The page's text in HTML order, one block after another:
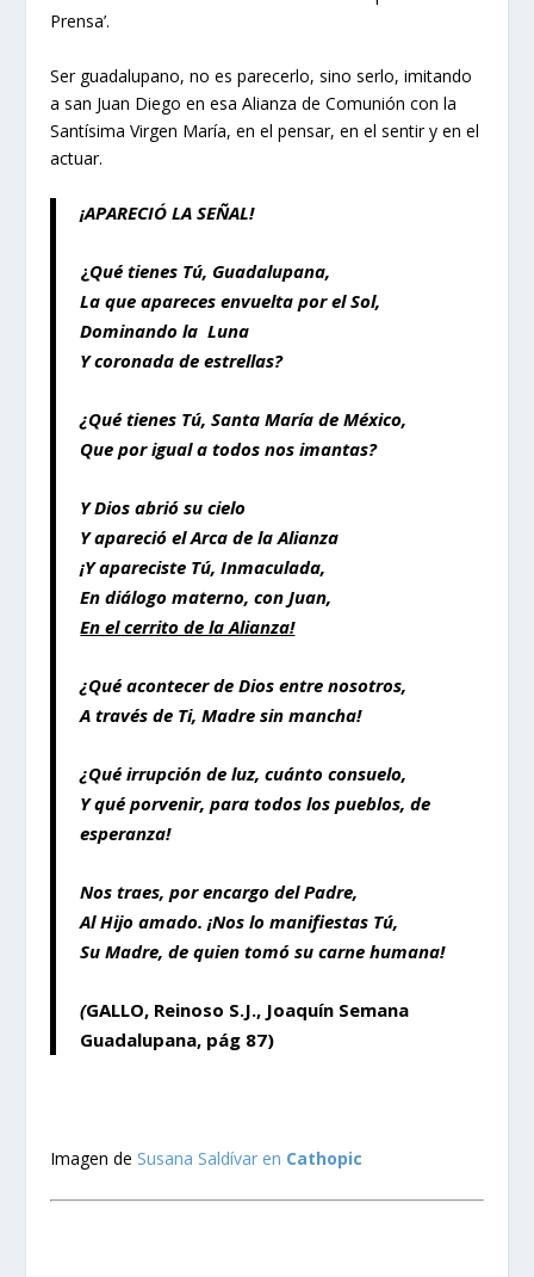
Prensa’.
Ser guadalupano, no es parecerlo, sino serlo, imitando
a san Juan Diego en esa Alianza de Comunión con la
Santísima Virgen María, en el pensar, en el sentir y en el
actuar.
¡APARECIÓ LA SEÑAL!
¿Qué tienes Tú, Guadalupana,
La que apareces envuelta por el Sol,
Dominando la Luna
Y coronada de estrellas?
¿Qué tienes Tú, Santa María de México,
Que por igual a todos nos imantas?
Y Dios abrió su cielo
Y apareció el Arca de la Alianza
¡Y apareciste Tú, Inmaculada,
En diálogo materno, con Juan,
En el cerrito de la Alianza!
¿Qué acontecer de Dios entre nosotros,
A través de Ti, Madre sin mancha!
¿Qué irrupción de luz, cuánto consuelo,
Y qué porvenir, para todos los pueblos, de
esperanza!
Nos traes, por encargo del Padre,
Al Hijo amado. ¡Nos lo manifiestas Tú,
Su Madre, de quien tomó su carne humana!
(GALLO, Reinoso S.J., Joaquín Semana
Guadalupana, pág 87)
Imagen de Susana Saldívar en Cathopic